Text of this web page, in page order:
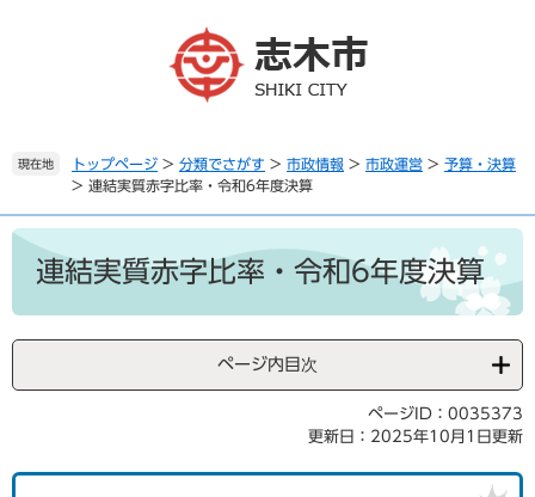
。
て
本
現在地 トップページ > 分類でさがす > 市政情報 > 市政運営 > 予算・決算
> 連結実質赤字比率・令和6年度決算
本
連結実質赤字比率・令和6年度決算
ページ内目次
ページID：0035373
更新日：2025年10月1日更新